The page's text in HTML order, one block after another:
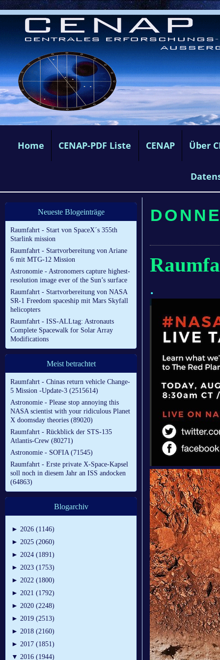
Home CENAP-PDF Liste CENAP Über
Neueste Blogeinträge
Raumfahrt - Start von SpaceX´s 355th
Starlink mission
Raumfahrt - Startvorbereitung von Ariane
6 mit MTG-12 Mission
Astronomie - Astronomers capture highest-
resolution image ever of the Sun’s surface
Raumfahrt - Startvorbereitung von NASA
SR-1 Freedom spaceship mit Mars Skyfall
helicopters
Raumfahrt - ISS-ALLtag: Astronauts
Complete Spacewalk for Solar Array
Modifications
Meist betrachtet
Raumfahrt - Chinas return vehicle Change-
5 Mission -Update-3 (2515614)
Astronomie - Please stop annoying this
NASA scientist with your ridiculous Planet
X doomsday theories (89020)
Raumfahrt - Rückblick der STS-135
Atlantis-Crew (80271)
Astronomie - SOFIA (71545)
Raumfahrt - Erste private X-Space-Kapsel
soll noch in diesem Jahr an ISS andocken
(64863)
Blogarchiv
► 2026 (1146)
► 2025 (2060)
► 2024 (1891)
► 2023 (1753)
► 2022 (1800)
► 2021 (1792)
► 2020 (2248)
► 2019 (2513)
► 2018 (2160)
► 2017 (1851)
▼ 2016 (1944)
.